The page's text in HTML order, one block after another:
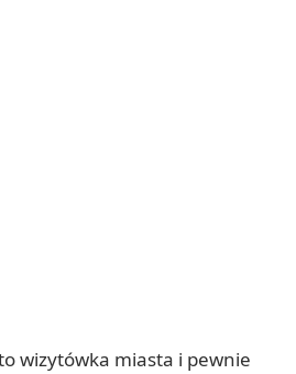
wizytówka miasta i pewnie